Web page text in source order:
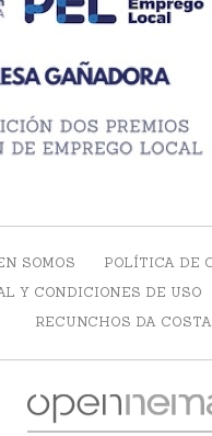
SOMOS
POLÍTICA DE
Y CONDICIONES DE USO
RECUNCHOS DA COSTA